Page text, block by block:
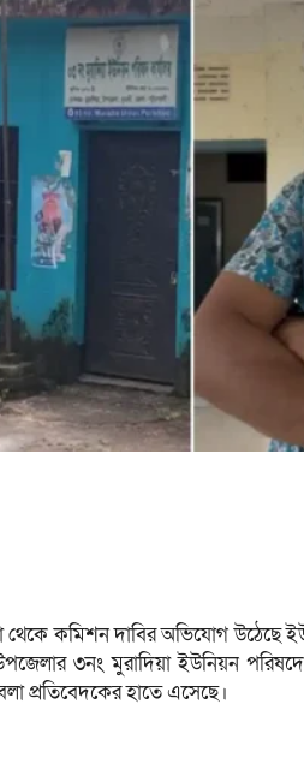
থেকে কমিশন দাবির অভিযোগ উঠেছে
৩নং মুরাদিয়া ইউনিয়ন
প্রতিবেদকের হাতে এসেছে।